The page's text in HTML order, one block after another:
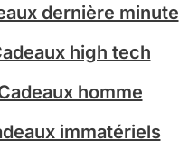
r
a
m
dernière minute
high tech
homme
immatériels